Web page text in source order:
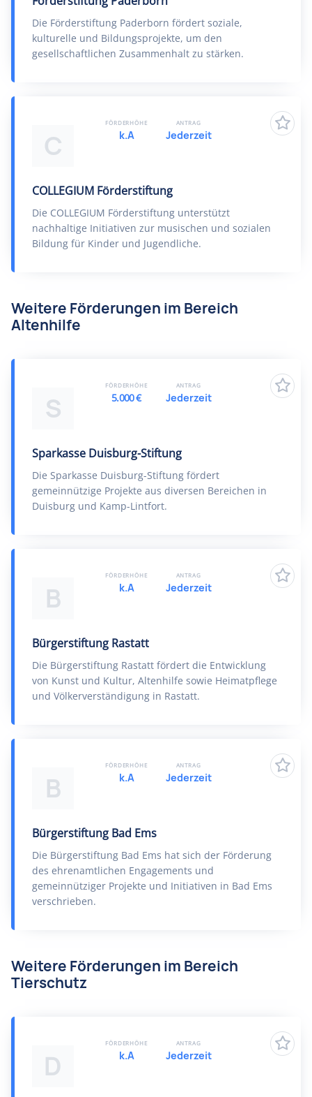
Die Förderstiftung Paderborn fördert soziale,
kulturelle und Bildungsprojekte, um den
gesellschaftlichen Zusammenhalt zu stärken.
C
COLLEGIUM Förderstiftung
Die COLLEGIUM Förderstiftung unterstützt
nachhaltige Initiativen zur musischen und sozialen
Bildung für Kinder und Jugendliche.
FÖRDERHÖHE
k.A
ANTRAG
Jederzeit
Weitere Förderungen im Bereich
Altenhilfe
S
Sparkasse Duisburg-Stiftung
Die Sparkasse Duisburg-Stiftung fördert
gemeinnützige Projekte aus diversen Bereichen in
Duisburg und Kamp-Lintfort.
FÖRDERHÖHE
5.000 €
ANTRAG
Jederzeit
B
Bürgerstiftung Rastatt
Die Bürgerstiftung Rastatt fördert die Entwicklung
von Kunst und Kultur, Altenhilfe sowie Heimatpflege
und Völkerverständigung in Rastatt.
FÖRDERHÖHE
k.A
ANTRAG
Jederzeit
B
Bürgerstiftung Bad Ems
Die Bürgerstiftung Bad Ems hat sich der Förderung
des ehrenamtlichen Engagements und
gemeinnütziger Projekte und Initiativen in Bad Ems
verschrieben.
FÖRDERHÖHE
k.A
ANTRAG
Jederzeit
Weitere Förderungen im Bereich
Tierschutz
D
FÖRDERHÖHE
k.A
ANTRAG
Jederzeit